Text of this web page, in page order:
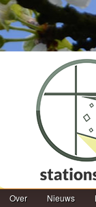
Hoofdmenu
Spring naar de
Spring naar de
Over Nieuws